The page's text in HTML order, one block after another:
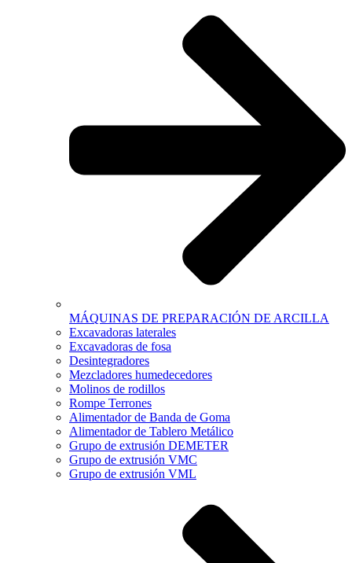
MÁQUINAS DE PREPARACIÓN DE ARCILLA
Excavadoras laterales
Excavadoras de fosa
Desintegradores
Mezcladores humedecedores
Molinos de rodillos
Rompe Terrones
Alimentador de Banda de Goma
Alimentador de Tablero Metálico
Grupo de extrusión DEMETER
Grupo de extrusión VMC
Grupo de extrusión VML